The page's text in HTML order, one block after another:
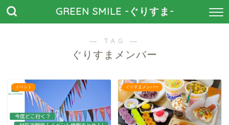
GREEN SMILE -ぐりすま-
― TAG ―
ぐりすまメンバー
イベント ぐりすまメンバー